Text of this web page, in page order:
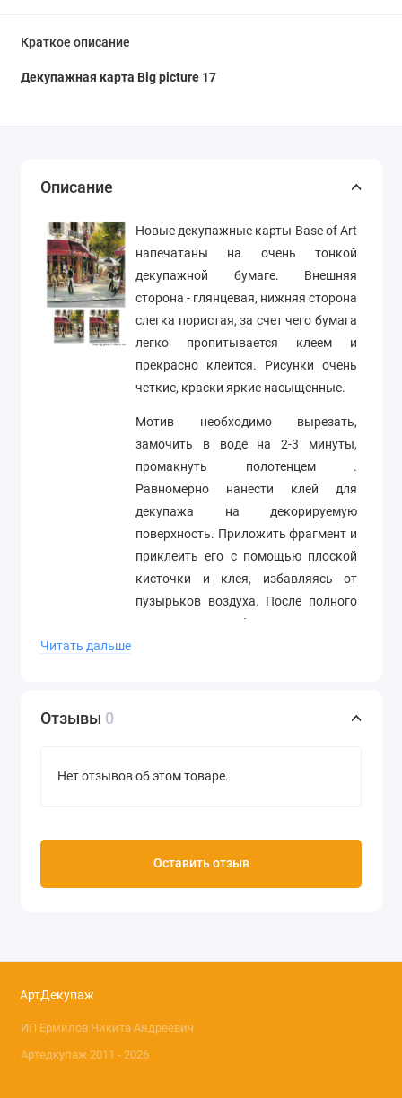
Краткое описание
Декупажная карта Big picture 17
Описание
Новые декупажные карты Base of Art
напечатаны на очень тонкой
декупажной бумаге. Внешняя
сторона - глянцевая, нижняя сторона
слегка пористая, за счет чего бумага
легко пропитывается клеем и
прекрасно клеится. Рисунки очень
четкие, краски яркие насыщенные.
Мотив необходимо вырезать,
замочить в воде на 2-3 минуты,
промакнуть полотенцем .
Равномерно нанести клей для
декупажа на декорируемую
поверхность. Приложить фрагмент и
приклеить его с помощью плоской
кисточки и клея, избавляясь от
пузырьков воздуха. После полного
высыхания необходимо покрыть
Читать дальше
Отзывы 0
Нет отзывов об этом товаре.
Оставить отзыв
АртДекупаж
ИП Ермилов Никита Андреевич
Артедкупаж 2011 - 2026